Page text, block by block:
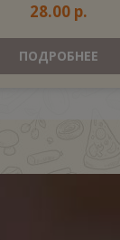
28.00 р.
ПОДРОБНЕЕ